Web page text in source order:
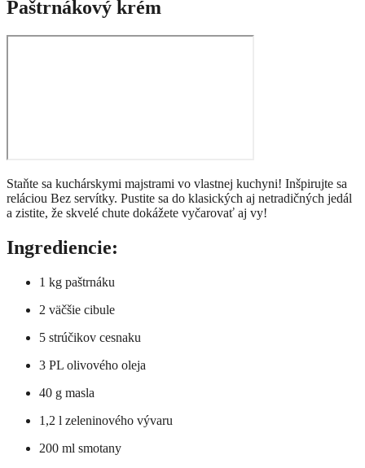
Paštrnákový krém
Staňte sa kuchárskymi majstrami vo vlastnej kuchyni! Inšpirujte sa
reláciou Bez servítky. Pustite sa do klasických aj netradičných jedál
a zistite, že skvelé chute dokážete vyčarovať aj vy!
Ingrediencie:
1 kg paštrnáku
2 väčšie cibule
5 strúčikov cesnaku
3 PL olivového oleja
40 g masla
1,2 l zeleninového vývaru
200 ml smotany